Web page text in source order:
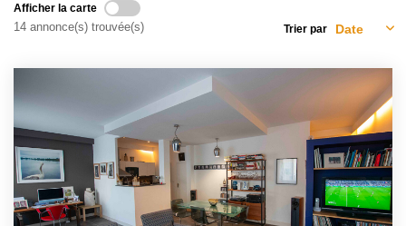
Nos Actualités
Avis Clients
CONTACT
Créer une alerte
Afficher la carte
14 annonce(s) trouvée(s) Trier par